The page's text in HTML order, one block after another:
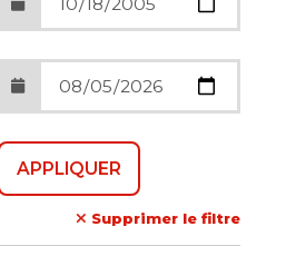
Supprimer le filtre